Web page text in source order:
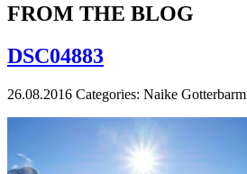
FROM THE BLOG
DSC04883
26.08.2016 Categories: Naike Gotterbarm